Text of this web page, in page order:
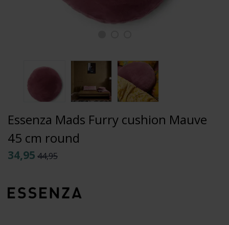
Essenza Mads Furry cushion Mauve
45 cm round
34,95 44,95